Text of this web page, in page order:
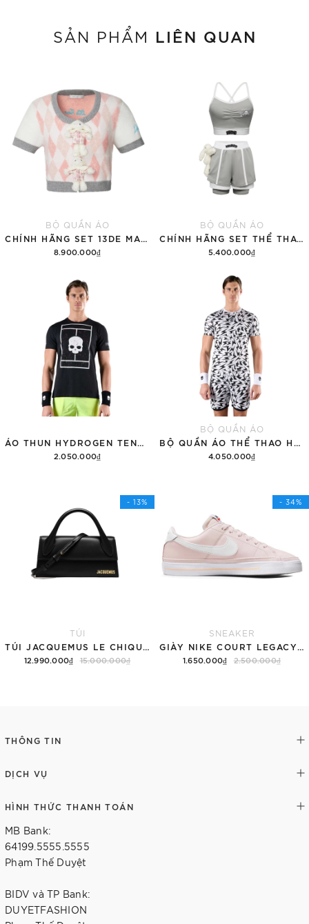
SẢN PHẨM LIÊN QUAN
BỘ QUẦN ÁO
8.900.000₫
BỘ QUẦN ÁO
5.400.000₫
Thêm vào giỏ hàng
2.050.000₫
BỘ QUẦN ÁO
4.050.000₫
- 13%
TÚI
12.990.000₫ 15.000.000₫
- 34%
SNEAKER
1.650.000₫ 2.500.000₫
THÔNG TIN
DỊCH VỤ
HÌNH THỨC THANH TOÁN
MB Bank:
64199.5555.5555
Phạm Thế Duyệt
BIDV và TP Bank:
DUYETFASHION